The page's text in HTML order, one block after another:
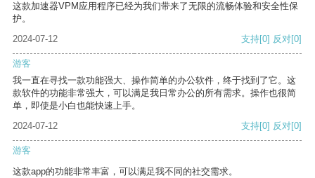
这款加速器VPM应用程序已经为我们带来了无限的流畅体验和安全性保
护。
2024-07-12
支持[0] 反对[0]
游客
我一直在寻找一款功能强大、操作简单的办公软件，终于找到了它。这
款软件的功能非常强大，可以满足我日常办公的所有需求。操作也很简
单，即使是小白也能快速上手。
2024-07-12
支持[0] 反对[0]
游客
这款app的功能非常丰富，可以满足我不同的社交需求。